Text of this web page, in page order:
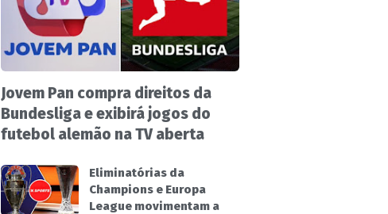
Jovem Pan compra direitos da
Bundesliga e exibirá jogos do
futebol alemão na TV aberta
Eliminatórias da
Champions e Europa
League movimentam a